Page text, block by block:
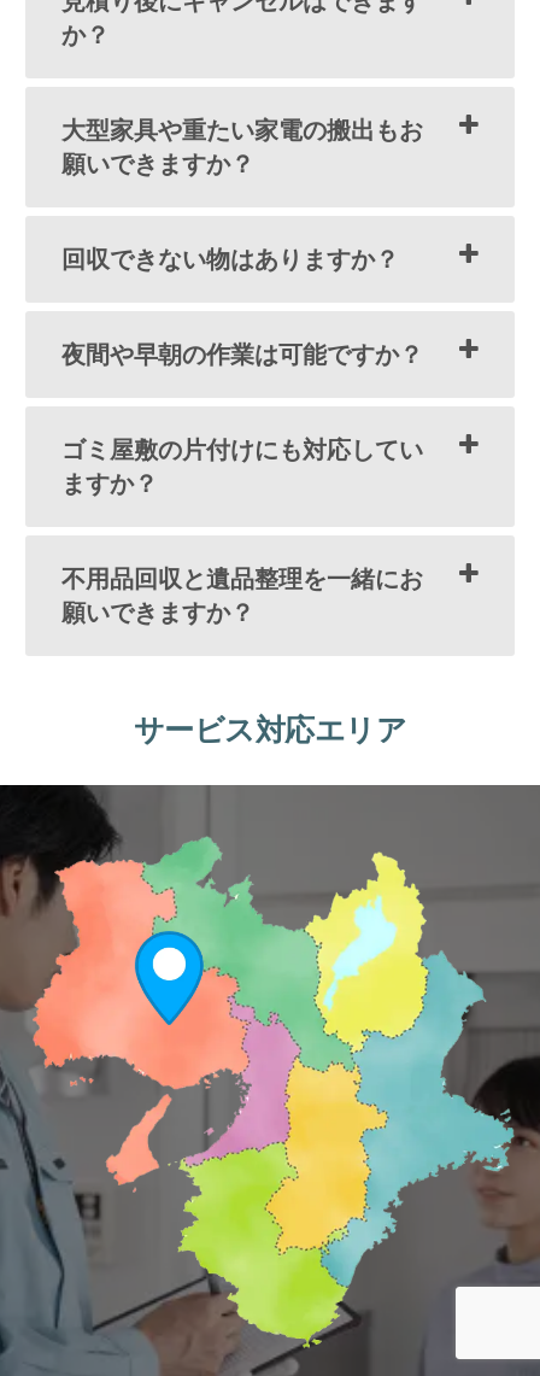
か？
大型家具や重たい家電の搬出もお
願いできますか？
回収できない物はありますか？
夜間や早朝の作業は可能ですか？
ゴミ屋敷の片付けにも対応してい
ますか？
不用品回収と遺品整理を一緒にお
願いできますか？
サービス対応エリア